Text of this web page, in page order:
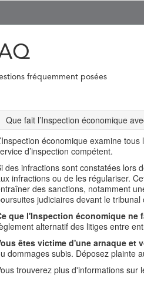
fréquemment posées
Que fait l’Inspection économique
économique examine
d’inspection compétent.
des infractions sont constatées lors
infractions ou de les régulariser.
des sanctions, notamment
judiciaires devant le tribunal
que l'Inspection économique ne
alternatif des litiges entre
êtes victime d'une arnaque et
dommages subis. Déposez plainte
trouverez plus d'informations sur